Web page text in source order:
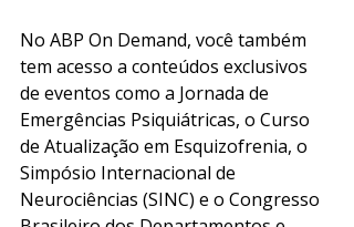
No ABP On Demand, você também
tem acesso a conteúdos exclusivos
de eventos como a Jornada de
Emergências Psiquiátricas, o Curso
de Atualização em Esquizofrenia, o
Simpósio Internacional de
Neurociências (SINC) e o Congresso